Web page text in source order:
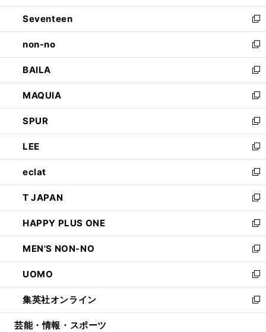
開
く
ウ
で
開
く
ン
ド
ウ
で
開
く
Seventeen
新
し
い
ウ
ィ
ン
ド
ウ
で
開
く
non-no
新
し
い
ウ
ィ
ン
ド
ウ
で
開
く
BAILA
新
し
い
ウ
ィ
ン
ド
ウ
で
開
く
MAQUIA
新
し
い
ウ
ィ
ン
ド
ウ
で
開
く
SPUR
新
し
い
ウ
ィ
ン
ド
ウ
で
開
く
LEE
新
し
い
ウ
ィ
ン
ド
ウ
で
開
く
eclat
新
し
い
ウ
ィ
ン
ド
ウ
で
開
く
T JAPAN
新
し
い
ウ
ィ
ン
ド
ウ
で
開
HAPPY PLUS ONE
新
し
い
ウ
ィ
ン
ド
ウ
MEN'S NON-NO
新
し
い
ウ
ィ
ン
UOMO
新
し
い
ウ
集英社オンライン
新
し
芸能・情報・スポーツ